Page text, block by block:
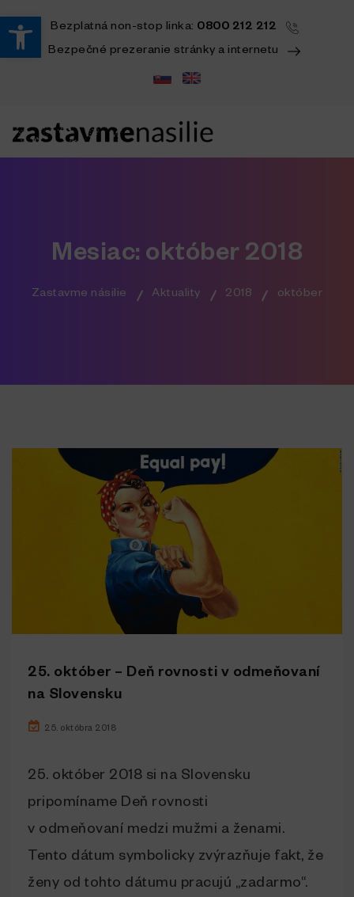
Open toolbar
Bezplatná non-stop linka: 0800 212 212
Bezpečné prezeranie stránky a internetu
Mesiac: október 2018
Zastavme násilie Aktuality 2018 október
25. október – Deň rovnosti v odmeňovaní
na Slovensku
25. októbra 2018
25. október 2018 si na Slovensku
pripomíname Deň rovnosti
v odmeňovaní medzi mužmi a ženami.
Tento dátum symbolicky zvýrazňuje fakt, že
ženy od tohto dátumu pracujú „zadarmo“.